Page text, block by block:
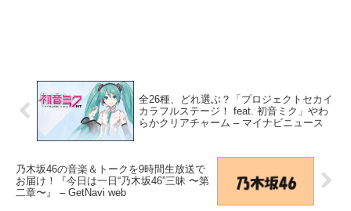
全26種、どれ選ぶ？「プロジェクトセカイ
カラフルステージ！ feat. 初音ミク」やわ
らかクリアチャーム – マイナビニュース
乃木坂46の音楽＆トークを9時間生放送で
お届け！『今日は一日“乃木坂46”三昧 〜第
二章〜』 – GetNavi web